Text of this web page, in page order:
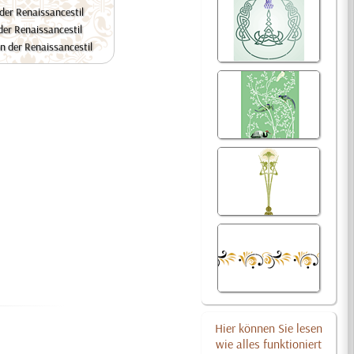
Hier können Sie lesen
wie alles funktioniert
Renaissancestil
Renaissancestil
der Renaissancestil